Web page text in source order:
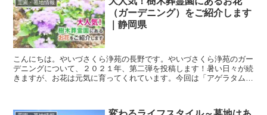
霊園・墓地情報
（ガーデニング）をご紹介します
｜静岡県
こんにちは。やいづさくら浄苑の長野です。やいづさくら浄苑のガー
デニングについて、２０２１年、第二弾を投稿します！暑い日々が続
きますが、お花は元気に育ってくれています。今回は「アゲラタム」